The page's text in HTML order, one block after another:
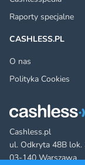
Cashless.pl
ul. Odkryta 48B lok.
03-140 Warszawa
Raporty specjalne
CASHLESS.PL
O nas
Polityka Cookies